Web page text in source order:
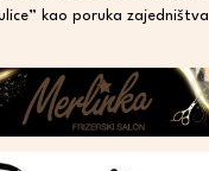
kao poruka zajedništva